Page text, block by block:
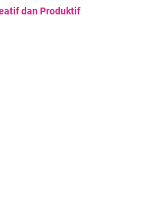
dan Produktif